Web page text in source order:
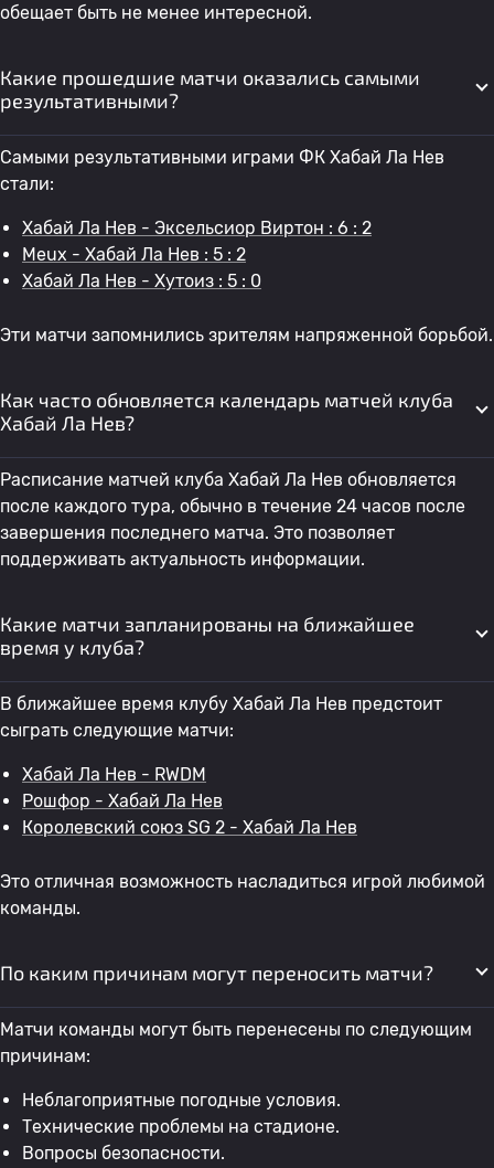
обещает быть не менее интересной.
Какие прошедшие матчи оказались самыми
результативными?
Самыми результативными играми ФК Хабай Ла Нев
стали:
Хабай Ла Нев - Эксельсиор Виртон : 6 : 2
Meux - Хабай Ла Нев : 5 : 2
Хабай Ла Нев - Хутоиз : 5 : 0
Эти матчи запомнились зрителям напряженной борьбой.
Как часто обновляется календарь матчей клуба
Хабай Ла Нев?
Расписание матчей клуба Хабай Ла Нев обновляется
после каждого тура, обычно в течение 24 часов после
завершения последнего матча. Это позволяет
поддерживать актуальность информации.
Какие матчи запланированы на ближайшее
время у клуба?
В ближайшее время клубу Хабай Ла Нев предстоит
сыграть следующие матчи:
Хабай Ла Нев - RWDM
Рошфор - Хабай Ла Нев
Королевский союз SG 2 - Хабай Ла Нев
Это отличная возможность насладиться игрой любимой
команды.
По каким причинам могут переносить матчи?
Матчи команды могут быть перенесены по следующим
причинам:
Неблагоприятные погодные условия.
Технические проблемы на стадионе.
Вопросы безопасности.